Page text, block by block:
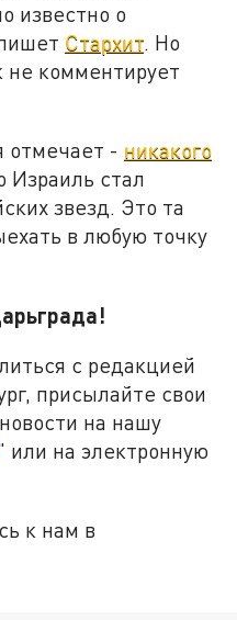
известно о
Стархит. Но
не комментирует
отмечает - никакого
Израиль стал
звезд. Это та
в любую точку
!
с редакцией
присылайте свои
на нашу
или на электронную
к нам в